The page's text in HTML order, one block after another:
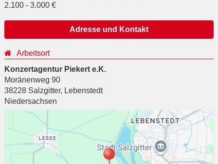
2.100 - 3.000 €
Adresse und Kontakt
Arbeitsort
Konzertagentur Piekert e.K.
Moränenweg 90
38228 Salzgitter, Lebenstedt
Niedersachsen